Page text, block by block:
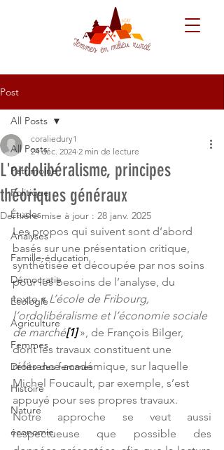
Post
All Posts
Patrimoine
Politique
Études
Analyses
Famille-éducation
Démocratie
Écologie
Agriculture
Femmes
Droits des femmes
Histoire
Nature
économie
All Posts
L'ordolibéralisme, principes
théoriques généraux
coraliedury1
24 déc. 2024 2 min de lecture
Dernière mise à jour : 28 janv. 2025
Les propos qui suivent sont d’abord
basés sur une présentation critique,
synthétisée et découpée par nos soins
pour les besoins de l’analyse, du
texte « L’école de Fribourg,
l’ordolibéralisme et l’économie sociale
de marché[1] », de François Bilger,
dont les travaux constituent une
référence académique, sur laquelle
Michel Foucault, par exemple, s’est
appuyé pour ses propres travaux.
Notre approche se veut aussi
respectueuse que possible des